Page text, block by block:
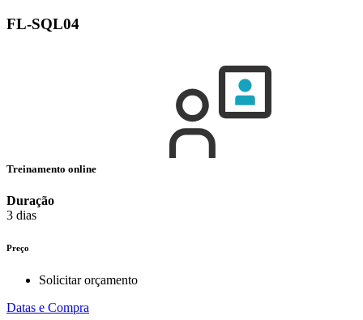
FL-SQL04
Treinamento online
Duração
3 dias
Preço
Solicitar orçamento
Datas e Compra